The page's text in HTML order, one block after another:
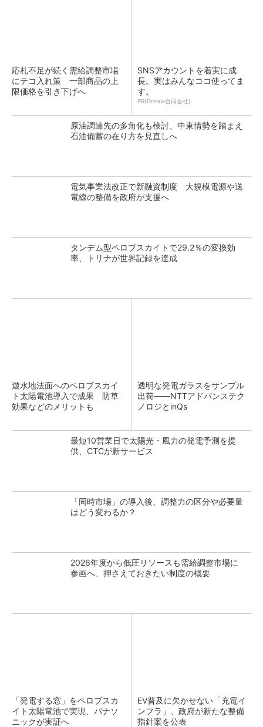
応札不足が続く需給調整市場
にテコ入れ策 一部商品の上
限価格を引き下げへ
SNSアカウントを着実に成
長。実はみんなココ使ってま
す。
PR(Dreaw合同会社)
原油調達先の多角化も検討、中東情勢を踏まえ
石油備蓄の在り方を見直しへ
電気事業法改正で新融資制度 大規模電源や送
電線の整備を政府が支援へ
タンデム型ペロブスカイトで29.2％の変換効
率、トリナが世界記録を達成
遊水地法面へのペロブスカイ
ト太陽電池導入で成果 防草
効果などのメリットも
透明な発電ガラスをサンプル
出荷――NTTアドバンステク
ノロジとinQs
最短10営業日で太陽光・風力の発電予測を提
供、CTCが新サービス
「同時市場」の導入後、調整力の区分や必要量
はどう変わるか？
2026年度から低圧リソースも需給調整市場に
参画へ、押さえておきたい制度の概要
「発電する窓」をペロブスカ
イト太陽電池で実現、パナソ
ニックが実証へ
EV普及に欠かせない「充電イ
ンフラ」、政府が新たな整備
指針案を公表